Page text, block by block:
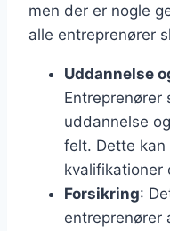
men der er nogle
alle entreprenører
Uddannelse
Entreprenører
uddannelse
felt. Dette kan
kvalifikationer
Forsikring:
entreprenører